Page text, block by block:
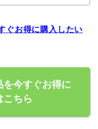
ぐお得に購入したい
今すぐお得に
こちら